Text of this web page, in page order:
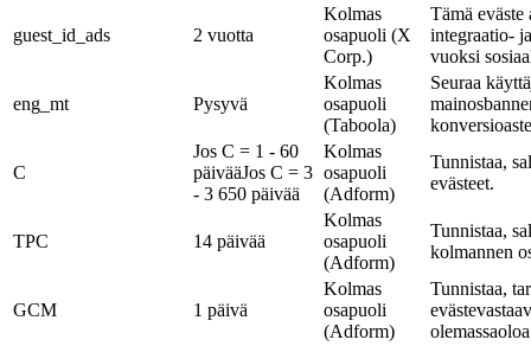
guest_id_ads 2 vuotta
Kolmas
osapuoli (X
Corp.)
Tämä eväste
integraatio-
vuoksi
eng_mt Pysyvä
Kolmas
osapuoli
(Taboola)
Seuraa
C
Jos C = 1 - 60
päivääJos C = 3
- 3 650 päivää
Kolmas
osapuoli
(Adform)
Tunnistaa,
evästeet.
TPC 14 päivää
Kolmas
osapuoli
(Adform)
Tunnistaa,
kolmannen
GCM 1 päivä
Kolmas
osapuoli
(Adform)
Tunnistaa,